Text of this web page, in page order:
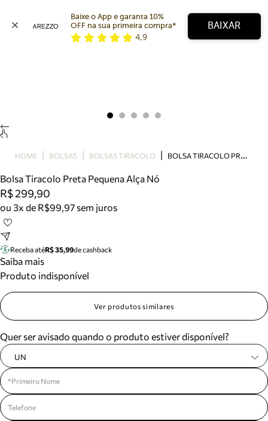
Bolsa
Tamanco
Tênis
Mule
Tire dúvidas sobre pedidos, devoluções e mais.
Meus pedidos
Acompanhe seus pedidos e solicite devoluções.
Baixe o App e garanta 10%
OFF na sua primeira compra*
4,9
BAIXAR
HOME BOLSAS BOLSAS TIRACOLO B
OLSA TIRACOLO PRETA PEQUENA ALÇA NÓ
Bolsa Tiracolo Preta Pequena Alça Nó
R$ 299,90
ou 3x de R$99,97 sem juros
Receba atéR$ 35,99de cashback
Saiba mais
Produto indisponível
Ver produtos similares
Quer ser avisado quando o produto estiver disponível?
UN